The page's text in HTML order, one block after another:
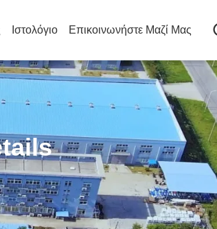
Ιστολόγιο Επικοινωνήστε Μαζί Μας